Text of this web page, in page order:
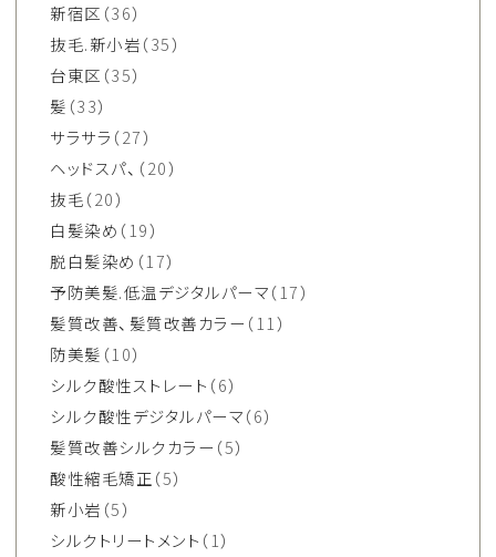
新宿区 （36）
抜毛.新小岩（35）
台東区 （35）
髪 （33）
サラサラ （27）
ヘッドスパ、 （20）
抜毛（20）
白髪染め （19）
脱白髪染め （17）
予防美髪.低温デジタルパーマ（17）
髪質改善、髪質改善カラー （11）
防美髪 （10）
シルク酸性ストレート （6）
シルク酸性デジタルパーマ（6）
髪質改善シルクカラー （5）
酸性縮毛矯正（5）
新小岩 （5）
シルクトリートメント （1）